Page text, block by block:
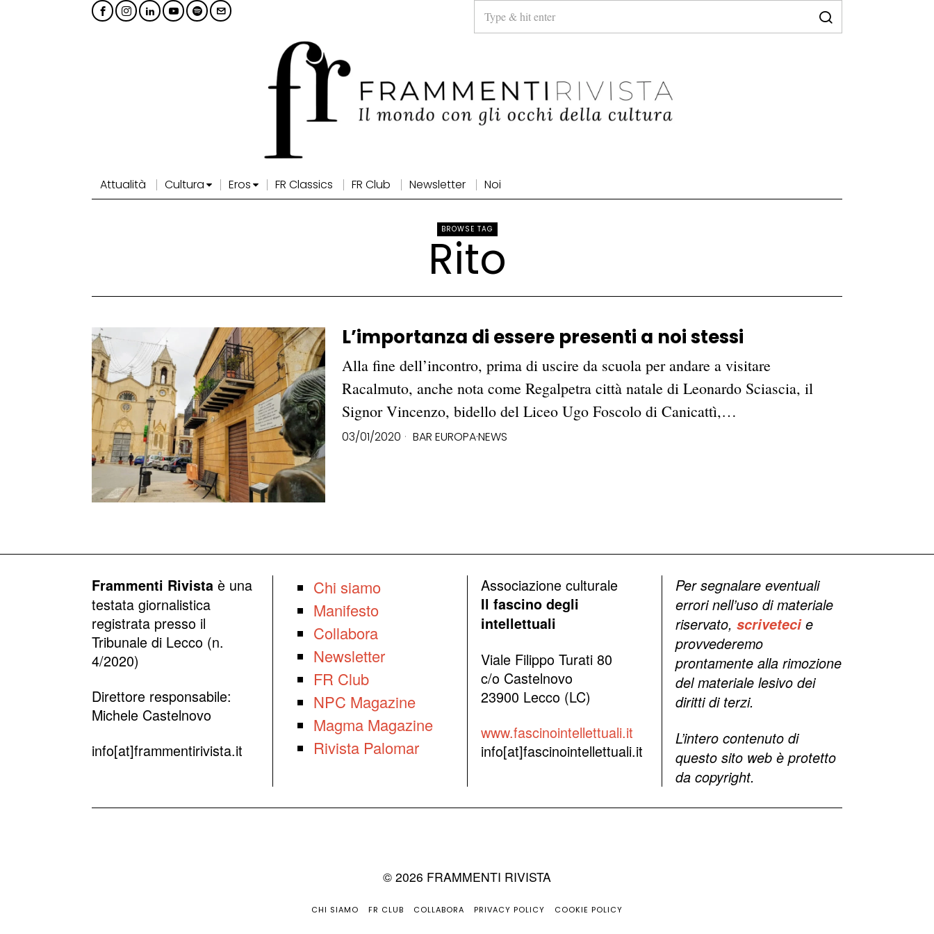
Attualità Cultura Eros FR Classics FR Club Newsletter Noi
BROWSE TAG
Rito
L’importanza di essere presenti a noi stessi
Alla fine dell’incontro, prima di uscire da scuola per andare a visitare
Racalmuto, anche nota come Regalpetra città natale di Leonardo Sciascia, il
Signor Vincenzo, bidello del Liceo Ugo Foscolo di Canicattì,…
03/01/2020 BAR EUROPA·NEWS
Frammenti Rivista è una
testata giornalistica
registrata presso il
Tribunale di Lecco (n.
4/2020)
Direttore responsabile:
Michele Castelnovo
info[at]frammentirivista.it
Chi siamo
Manifesto
Collabora
Newsletter
FR Club
NPC Magazine
Magma Magazine
Rivista Palomar
Associazione culturale
Il fascino degli
intellettuali
Viale Filippo Turati 80
c/o Castelnovo
23900 Lecco (LC)
www.fascinointellettuali.it
info[at]fascinointellettuali.it
Per segnalare eventuali
errori nell’uso di materiale
riservato, scriveteci e
provvederemo
prontamente alla rimozione
del materiale lesivo dei
diritti di terzi.
L’intero contenuto di
questo sito web è protetto
da copyright.
© 2026 FRAMMENTI RIVISTA
CHI SIAMO FR CLUB COLLABORA PRIVACY POLICY COOKIE POLICY